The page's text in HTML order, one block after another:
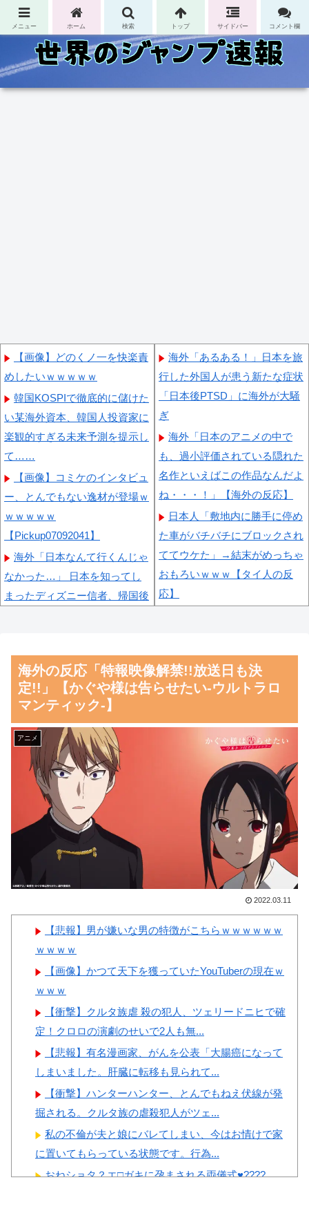
コンテンツへスキップ
【画像】どのくノ一を快楽責
めしたいｗｗｗｗｗ
韓国KOSPIで徹底的に儲けた
い某海外資本、韓国人投資家に
楽観的すぎる未来予測を提示し
て……
【画像】コミケのインタビュ
ー、とんでもない逸材が登場ｗ
ｗｗｗｗｗ
【Pickup07092041】
海外「日本なんて行くんじゃ
なかった…」 日本を知ってし
まったディズニー信者、帰国後
和になってもグラビアのアイド
ルを美味しくいただいていた模
様。小学館第三者委員会が公表
【朗報】齋藤飛鳥、前屈みで
完全に見えてる動画が拡散され
てしまう…
磁気嵐、地球由来のイオンが
主導…JAXAの衛星「あらせ」
が観測！
舌を絡ませて、唾液交換して
── ちゅっちゅしながらの濃厚
ーワンだ」 熊本地震直後の日
本の対応のスピードに世界が衝
【画像】顔100点、体30点の
女ｗｗｗ
Powered by livedoor 相互RSS
海外「あるある！」日本を旅
行した外国人が患う新たな症状
「日本後PTSD」に海外が大騒
ぎ
海外「日本のアニメの中で
も、過小評価されている隠れた
名作といえばこの作品なんだよ
ね・・・！」【海外の反応】
日本人「敷地内に勝手に停め
た車がバチバチにブロックされ
ててウケた」→結末がめっちゃ
おもろいｗｗｗ【タイ人の反
応】
海外の反応：熊本の病院で手
術中に熊本地震が発生、大揺れ
の中でも患者を守った医師たち
韓国が独自開発したと自慢す
る甘いトマト、実はそこら辺の
トマトに砂糖水を注入していた
だけなのが判明して大問題にw
韓国人「大韓航空の熊本地震
飲料水支援に対する日本人の反
応をご覧ください・・・」
韓国人「悲報：FIFA会長にさ
え2002年W杯で韓国が審判を買
収していたと思われていた模
韓国人「日本のサッカー協会
すか？」
韓国人「韓国サッカー協会の
審判買収、遂に海外でも話題
に…」→「2002年の栄光まで疑
われる…（ﾌﾞﾙﾌﾞﾙ」＝韓国の
反応
海外の反応「特報映像解禁!!放送日も決
定!!」【かぐや様は告らせたい-ウルトラロ
マンティック-】
アニメ
2022.03.11
【悲報】男が嫌いな男の特徴がこちらｗｗｗｗｗｗ
ｗｗｗｗ
【画像】かつて天下を獲っていたYouTuberの現在ｗ
ｗｗｗ
【衝撃】クルタ族虐 殺の犯人、ツェリードニヒで確
定！クロロの演劇のせいで2人も無...
【悲報】有名漫画家、がんを公表「大腸癌になって
しまいました。肝臓に転移も見られて...
【衝撃】ハンターハンター、とんでもねえ伏線が発
掘される。クルタ族の虐殺犯人がツェ...
私の不倫が夫と娘にバレてしまい、今はお情けで家
に置いてもらっている状態です。行為...
おねショタ？エ□ガキに孕まされる両儀式♥️????
メニュー ホーム 検索 トップ サイドバー コメント欄